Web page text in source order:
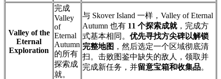
Valley of the
Eternal
Exploration
完成
Valley
of
Eternal
Autumn
的所有
探索成
就。
与 Skover Island 一样，Valley of Eternal
Autumn 也有 11 个探索成就，完成方
式基本相同。 优先寻找方尖碑以解锁
完整地图 ，然后选定一个区域彻底清
扫。击败图鉴中缺失的敌人，领取并
完成新任务，并留意宝箱和收集品。